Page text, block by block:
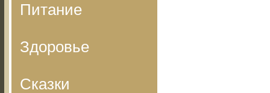
Питание
Здоровье
Сказки